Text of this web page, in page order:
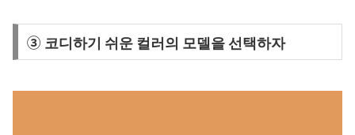
③ 코디하기 쉬운 컬러의 모델을 선택하자